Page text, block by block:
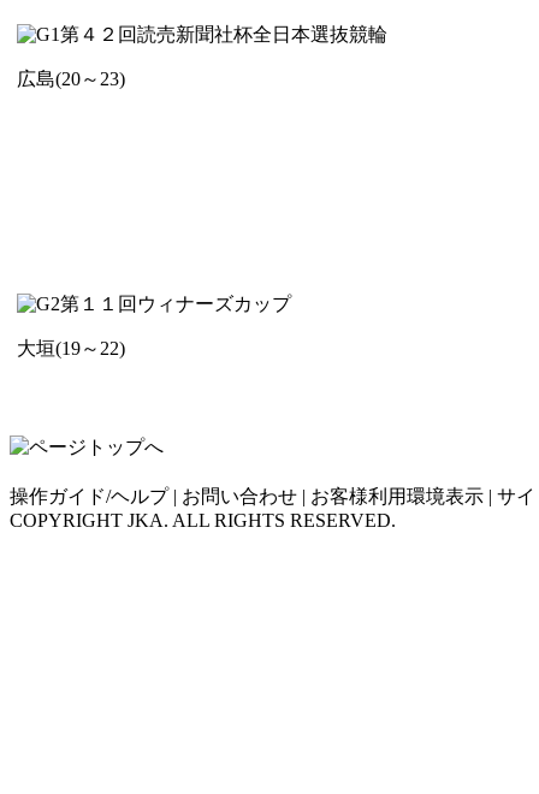
第４２回読売新聞社杯全日本選抜競輪
広島(20～23)
第１１回ウィナーズカップ
大垣(19～22)
操作ガイド/ヘルプ| お問い合わせ | お客様利用環境表示 | サ
COPYRIGHT JKA. ALL RIGHTS RESERVED.